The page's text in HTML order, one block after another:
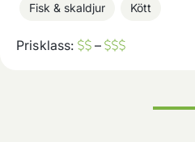
Fisk & skaldjur Kött
Prisklass: –